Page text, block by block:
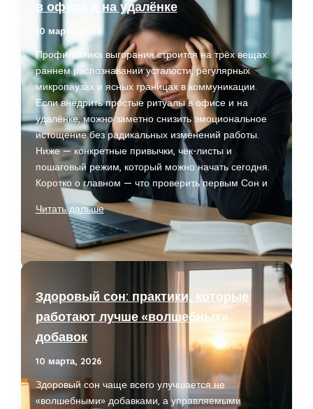
почему
в офисе и на удалёнке
10 марта, 2026
Профилактика выгорания строится на трёх вещах:
раннем распознавании усталости, регулярных
микропаузах и ясных границах в коммуникации.
Если внедрить простые ритуалы в офисе и на
удалёнке, можно заметно снизить эмоциональное
истощение без радикальных изменений работы.
Ниже — конкретные привычки, чек-листы и
пошаговый режим, который можно начать сегодня.
Коротко о главном — что проверить первым Сон и
Профилактика
выгорания:
простые
привычки,
работают
в
офисе
на
удалёнке
Читать дальше
Здоровый сон: практики, которые
работают лучше «волшебных»
добавок
10 марта, 2026
Здоровый сон чаще всего улучшается не
«волшебными» добавками, а управляемыми